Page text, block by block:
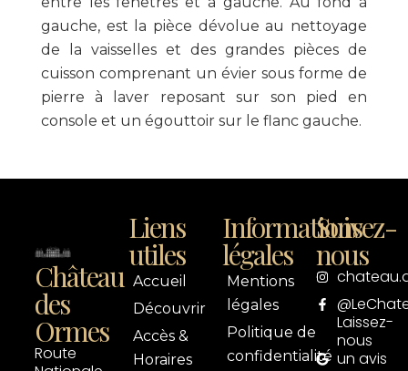
gauche, est la pièce dévolue au nettoyage
de la vaisselles et des grandes pièces de
cuisson comprenant un évier sous forme de
pierre à laver reposant sur son pied en
console et un égouttoir sur le flanc gauche.
Château
des
Ormes
Route
Liens
utiles
Accueil
Découvrir
Accès &
Horaires
Informations
légales
Mentions
légales
Politique de
confidentialité
Suivez-
nous
Laissez-
nous
un avis